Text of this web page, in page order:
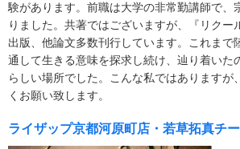
験があります。前職は大学の非常勤講師で、
りました。共著ではございますが、『リクー
出版、他論文多数刊行しています。これまで
通して生きる意味を探求し続け、辿り着いた
らしい場所でした。こんな私ではありますが
くお願い致します。
ライザップ京都河原町店・若草拓真チ